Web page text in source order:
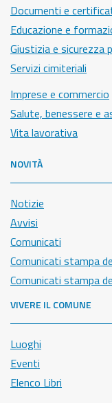
Documenti e
Educazione e
Giustizia e sicurezza
Servizi cimiteriali
Imprese e commercio
Salute, benessere e
Vita lavorativa
NOVITÀ
Notizie
Avvisi
Comunicati
Comunicati stampa
Comunicati stampa
VIVERE IL COMUNE
Luoghi
Eventi
Elenco Libri